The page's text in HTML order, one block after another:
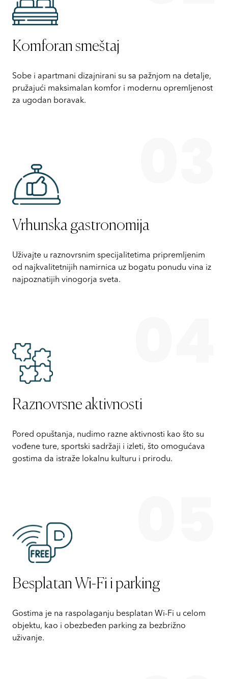
Komforan smeštaj
Sobe i apartmani dizajnirani su sa pažnjom na detalje,
pružajući maksimalan komfor i modernu opremljenost
za ugodan boravak.
Vrhunska gastronomija
Uživajte u raznovrsnim specijalitetima pripremljenim
od najkvalitetnijih namirnica uz bogatu ponudu vina iz
najpoznatijih vinogorja sveta.
Raznovrsne aktivnosti
Pored opuštanja, nudimo razne aktivnosti kao što su
vođene ture, sportski sadržaji i izleti, što omogućava
gostima da istraže lokalnu kulturu i prirodu.
Besplatan Wi-Fi i parking
Gostima je na raspolaganju besplatan Wi-Fi u celom
objektu, kao i obezbeđen parking za bezbrižno
uživanje.